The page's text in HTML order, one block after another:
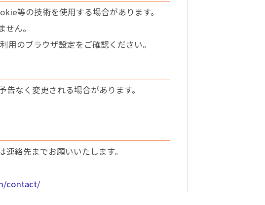
等の技術を使用する場合があります。
ん。
のブラウザ設定をご確認ください。
なく変更される場合があります。
絡先までお願いいたします。
contact/